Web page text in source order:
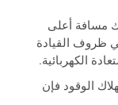
مسافة أعلى
ظروف القيادة
الكهربائية.
الوقود فإن